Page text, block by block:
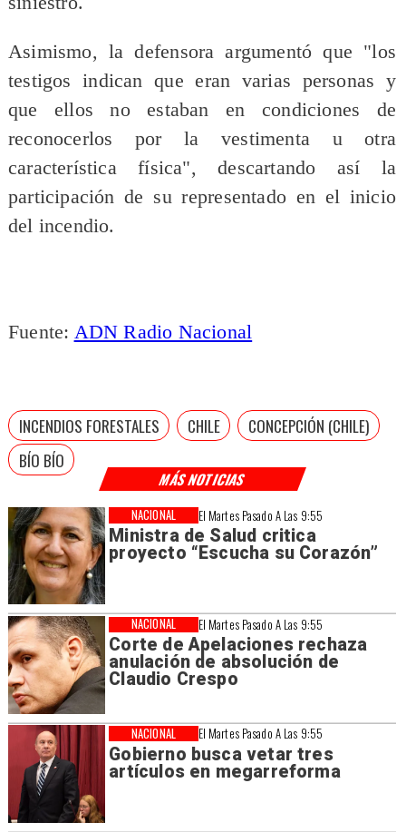
MÁS NOTICIAS
El Martes Pasado A Las 9:55
Ministra de Salud critica
proyecto “Escucha su Corazón”
NACIONAL
El Martes Pasado A Las 9:55
Corte de Apelaciones rechaza
anulación de absolución de
Claudio Crespo
NACIONAL
El Martes Pasado A Las 9:55
Gobierno busca vetar tres
artículos en megarreforma
NACIONAL
Asimismo, la defensora argumentó que "los
testigos indican que eran varias personas y
que ellos no estaban en condiciones de
reconocerlos por la vestimenta u otra
característica física", descartando así la
participación de su representado en el inicio
del incendio.
Fuente: ADN Radio Nacional
INCENDIOS FORESTALES CHILE
CONCEPCIÓN (CHILE)
BÍO BÍO